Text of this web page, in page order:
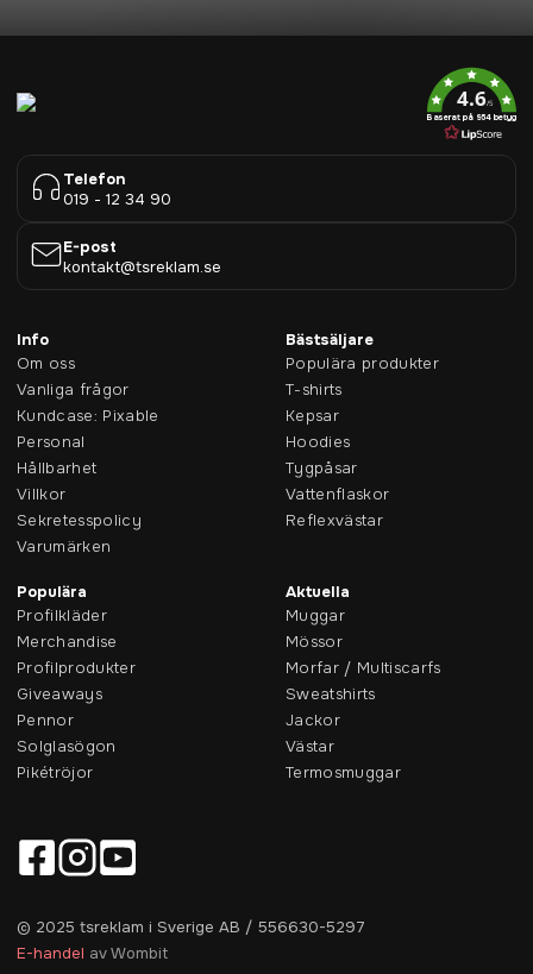
4.6/5
Baserat på 954 betyg
Telefon
019 - 12 34 90
E-post
kontakt@tsreklam.se
Info
Om oss
Vanliga frågor
Kundcase: Pixable
Personal
Hållbarhet
Villkor
Sekretesspolicy
Varumärken
Bästsäljare
Populära produkter
T-shirts
Kepsar
Hoodies
Tygpåsar
Vattenflaskor
Reflexvästar
Populära
Profilkläder
Merchandise
Profilprodukter
Giveaways
Pennor
Solglasögon
Pikétröjor
Aktuella
Muggar
Mössor
Morfar / Multiscarfs
Sweatshirts
Jackor
Västar
Termosmuggar
© 2025 tsreklam i Sverige AB / 556630-5297
E-handel av Wombit